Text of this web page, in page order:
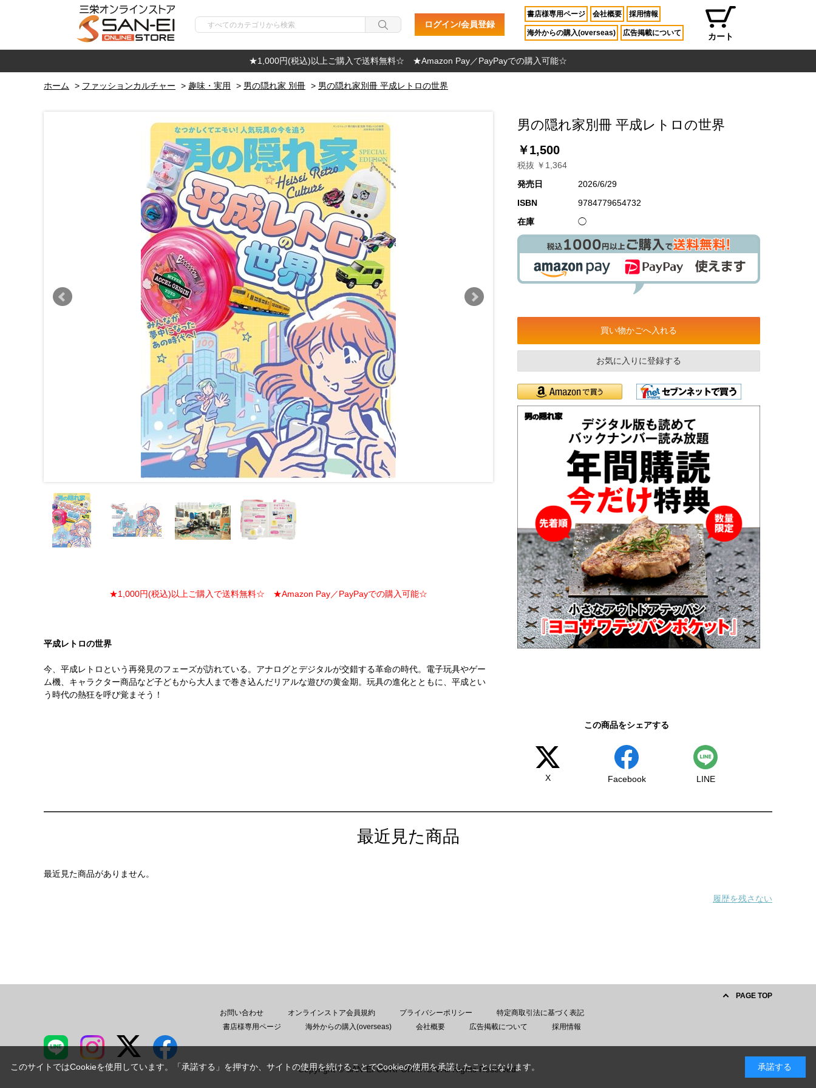
ログイン/会員登録
書店様専用ページ 会社概要 採用情報
海外からの購入(overseas) 広告掲載について カート
★1,000円(税込)以上ご購入で送料無料☆ ★Amazon Pay／PayPayでの購入可能☆
ホーム > ファッションカルチャー > 趣味・実用 > 男の隠れ家 別冊 > 男の隠れ家別冊 平成レトロの世界
★1,000円(税込)以上ご購入で送料無料☆ ★Amazon Pay／PayPayでの購入可能☆
平成レトロの世界
今、平成レトロという再発見のフェーズが訪れている。アナログとデジタルが交錯する革命の時代。電子玩具やゲー
ム機、キャラクター商品など子どもから大人まで巻き込んだリアルな遊びの黄金期。玩具の進化とともに、平成とい
う時代の熱狂を呼び覚まそう！
男の隠れ家別冊 平成レトロの世界
￥1,500
税抜 ￥1,364
発売日
2026/6/29
ISBN
9784779654732
在庫
◯
買い物かごへ入れる
お気に入りに登録する
この商品をシェアする
X Facebook LINE
最近見た商品
最近見た商品がありません。
履歴を残さない
PAGE TOP
お問い合わせ
オンラインストア会員規約 プライバシーポリシー
特定商取引法に基づく表記
書店様専用ページ
海外からの購入(overseas) 会社概要 広告掲載について 採用情報
Copyright © SAN-EI CORPORATION All Rights Reserved.
このサイトではCookieを使用しています。「承諾する」を押すか、サイトの使用を続けることでCookieの使用を承諾したことになります。 承諾する